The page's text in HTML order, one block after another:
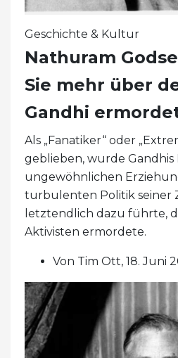
Geschichte & Kultur
Nathuram
Sie mehr über
Gandhi
Als „Fanatiker“ oder
geblieben, wurde
ungewöhnlichen
turbulenten Politik seiner
letztendlich dazu führte,
Aktivisten ermordete.
Von Tim Ott, 18. Juni